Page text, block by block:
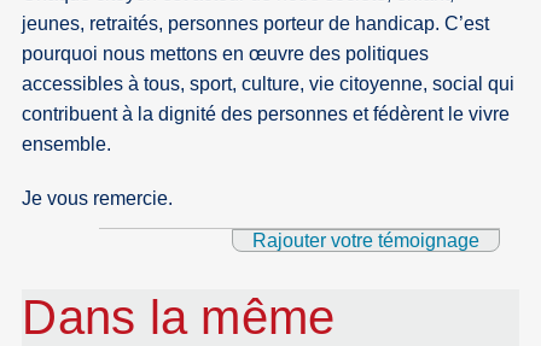
jeunes, retraités, personnes porteur de handicap. C’est
pourquoi nous mettons en œuvre des politiques
accessibles à tous, sport, culture, vie citoyenne, social qui
contribuent à la dignité des personnes et fédèrent le vivre
ensemble.
Je vous remercie.
Rajouter votre témoignage
Dans la même